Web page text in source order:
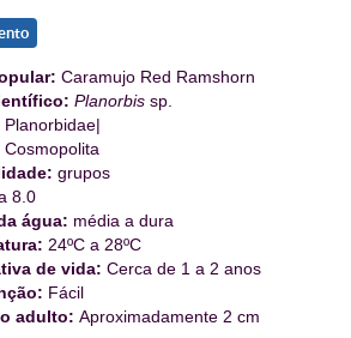
Caramujo Red Ramshorn
Planorbis sp.
Planorbidae|
Cosmopolita
grupos
8.0
água: média a dura
24ºC a 28ºC
de vida: Cerca de 1 a 2 anos
Fácil
adulto: Aproximadamente 2 cm